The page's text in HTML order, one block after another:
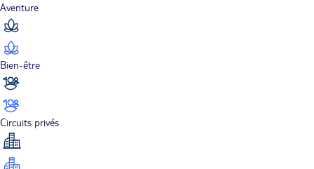
Aventure
Bien-être
Circuits privés